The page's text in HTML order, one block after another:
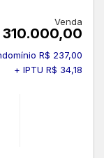
Venda
310.000,00
R$ 237,00
+ IPTU R$ 34,18